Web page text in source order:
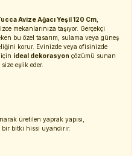
Avize Ağacı Yeşil 120 Cm
mekanlarınıza taşıyor. Gerçekçi
bu özel tasarım, sulama veya güneş
korur. Evinizde veya ofisinizde
ideal dekorasyon çözümü sunan
eşlik eder.
üretilen yaprak yapısı,
bitki hissi uyandırır.